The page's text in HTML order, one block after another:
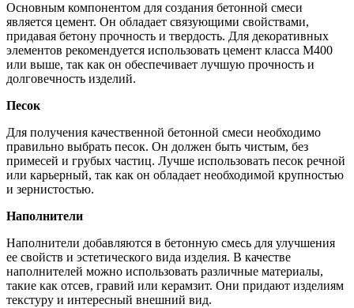
Основным компонентом для создания бетонной смеси
является цемент. Он обладает связующими свойствами,
придавая бетону прочность и твердость. Для декоративных
элементов рекомендуется использовать цемент класса М400
или выше, так как он обеспечивает лучшую прочность и
долговечность изделий.
Песок
Для получения качественной бетонной смеси необходимо
правильно выбрать песок. Он должен быть чистым, без
примесей и грубых частиц. Лучше использовать песок речной
или карьерный, так как он обладает необходимой крупностью
и зернистостью.
Наполнители
Наполнители добавляются в бетонную смесь для улучшения
ее свойств и эстетического вида изделия. В качестве
наполнителей можно использовать различные материалы,
такие как отсев, гравий или керамзит. Они придают изделиям
текстуру и интересный внешний вид.